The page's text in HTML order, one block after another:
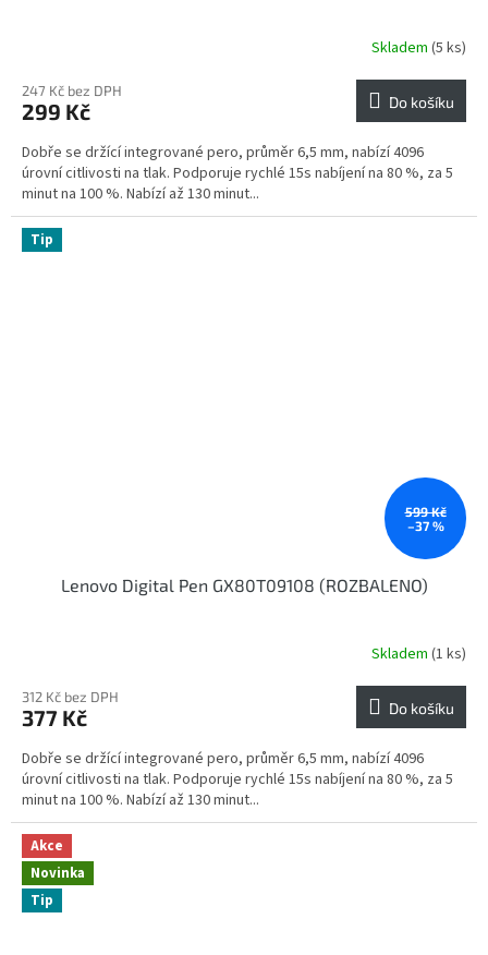
Skladem (5 ks)
247 Kč bez DPH
299 Kč Do košíku
Dobře se držící integrované pero, průměr 6,5 mm, nabízí 4096
úrovní citlivosti na tlak. Podporuje rychlé 15s nabíjení na 80 %, za 5
minut na 100 %. Nabízí až 130 minut...
Tip
599 Kč
–37 %
Lenovo Digital Pen GX80T09108 (ROZBALENO)
Skladem (1 ks)
312 Kč bez DPH
377 Kč Do košíku
Dobře se držící integrované pero, průměr 6,5 mm, nabízí 4096
úrovní citlivosti na tlak. Podporuje rychlé 15s nabíjení na 80 %, za 5
minut na 100 %. Nabízí až 130 minut...
Akce
Novinka
Tip